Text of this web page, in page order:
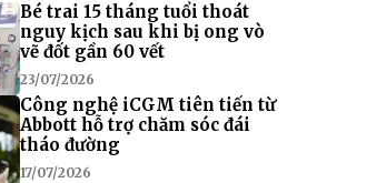
Bé trai 15 tháng tuổi thoát
nguy kịch sau khi bị ong vò
vẽ đốt gần 60 vết
23/07/2026
Công nghệ iCGM tiên tiến từ
Abbott hỗ trợ chăm sóc đái
tháo đường
17/07/2026